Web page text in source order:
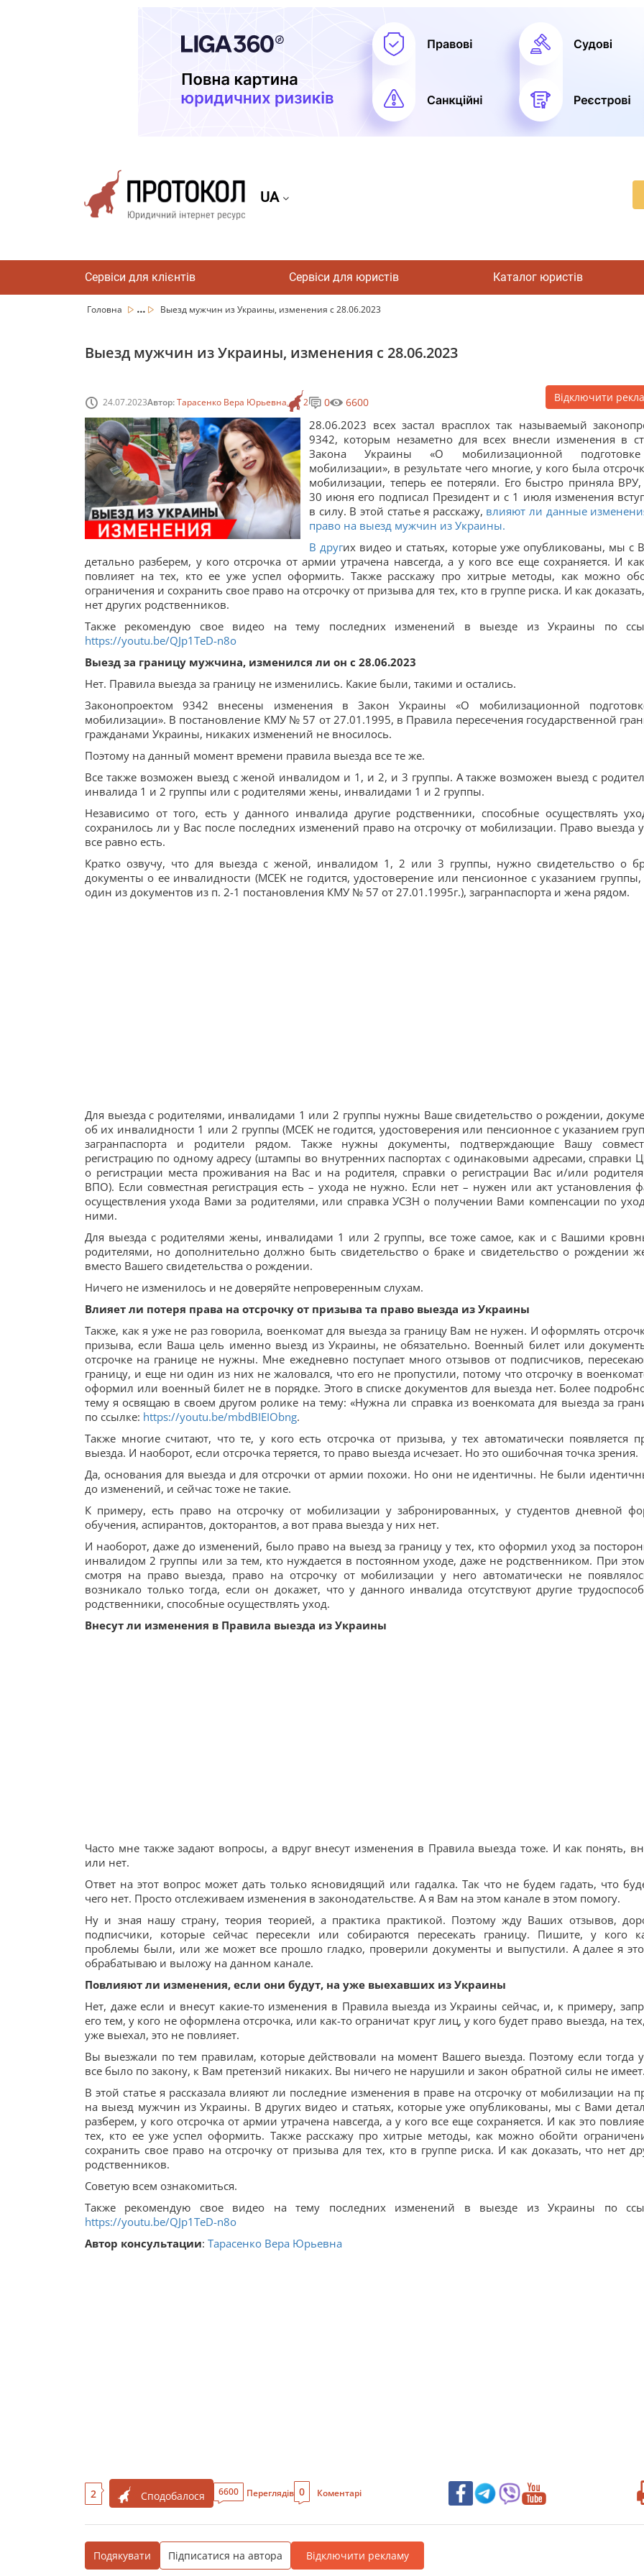
UA
Сервіси для клієнтів Сервіси для юристів Каталог юристів
Головна ... Выезд мужчин из Украины, изменения с 28.06.2023
Выезд мужчин из Украины, изменения с 28.06.2023
24.07.2023Автор:Тарасенко Вера Юрьевна 2 0 6600 Відключити
28.06.2023 всех застал врасплох так называемый
9342, которым незаметно для всех внесли изменения в
Закона Украины «О мобилизационной
мобилизации», в результате чего многие, у кого была
мобилизации, теперь ее потеряли. Его быстро приняла
30 июня его подписал Президент и с 1 июля изменения
в силу. В этой статье я расскажу, влияют ли данные
право на выезд мужчин из Украины.
В других видео и статьях, которые уже опубликованы, мы с
детально разберем, у кого отсрочка от армии утрачена навсегда, а у кого все еще сохраняется. И
повлияет на тех, кто ее уже успел оформить. Также расскажу про хитрые методы, как можно
ограничения и сохранить свое право на отсрочку от призыва для тех, кто в группе риска. И как
нет других родственников.
Также рекомендую свое видео на тему последних изменений в выезде из Украины по
https://youtu.be/QJp1TeD-n8o
Выезд за границу мужчина, изменился ли он с 28.06.2023
Нет. Правила выезда за границу не изменились. Какие были, такими и остались.
Законопроектом 9342 внесены изменения в Закон Украины «О мобилизационной
мобилизации». В постановление КМУ № 57 от 27.01.1995, в Правила пересечения государственной
гражданами Украины, никаких изменений не вносилось.
Поэтому на данный момент времени правила выезда все те же.
Все также возможен выезд с женой инвалидом и 1, и 2, и 3 группы. А также возможен выезд с
инвалида 1 и 2 группы или с родителями жены, инвалидами 1 и 2 группы.
Независимо от того, есть у данного инвалида другие родственники, способные осуществлять
сохранилось ли у Вас после последних изменений право на отсрочку от мобилизации. Право выезда
все равно есть.
Кратко озвучу, что для выезда с женой, инвалидом 1, 2 или 3 группы, нужно свидетельство о
документы о ее инвалидности (МСЕК не годится, удостоверение или пенсионное с указанием
один из документов из п. 2-1 постановления КМУ № 57 от 27.01.1995г.), загранпаспорта и жена рядом.
Для выезда с родителями, инвалидами 1 или 2 группы нужны Ваше свидетельство о рождении,
об их инвалидности 1 или 2 группы (МСЕК не годится, удостоверения или пенсионное с указанием
загранпаспорта и родители рядом. Также нужны документы, подтверждающие Вашу
регистрацию по одному адресу (штампы во внутренних паспортах с одинаковыми адресами, справки
о регистрации места проживания на Вас и на родителя, справки о регистрации Вас и/или
ВПО). Если совместная регистрация есть – ухода не нужно. Если нет – нужен или акт установления
осуществления ухода Вами за родителями, или справка УСЗН о получении Вами компенсации по
ними.
Для выезда с родителями жены, инвалидами 1 или 2 группы, все тоже самое, как и с Вашими
родителями, но дополнительно должно быть свидетельство о браке и свидетельство о рождении
вместо Вашего свидетельства о рождении.
Ничего не изменилось и не доверяйте непроверенным слухам.
Влияет ли потеря права на отсрочку от призыва та право выезда из Украины
Также, как я уже не раз говорила, военкомат для выезда за границу Вам не нужен. И оформлять
призыва, если Ваша цель именно выезд из Украины, не обязательно. Военный билет или
отсрочке на границе не нужны. Мне ежедневно поступает много отзывов от подписчиков,
границу, и еще ни один из них не жаловался, что его не пропустили, потому что отсрочку в
оформил или военный билет не в порядке. Этого в списке документов для выезда нет. Более
тему я освящаю в своем другом ролике на тему: «Нужна ли справка из военкомата для выезда за
по ссылке: https://youtu.be/mbdBIEIObng.
Также многие считают, что те, у кого есть отсрочка от призыва, у тех автоматически появляется
выезда. И наоборот, если отсрочка теряется, то право выезда исчезает. Но это ошибочная точка зрения.
Да, основания для выезда и для отсрочки от армии похожи. Но они не идентичны. Не были
до изменений, и сейчас тоже не такие.
К примеру, есть право на отсрочку от мобилизации у забронированных, у студентов дневной
обучения, аспирантов, докторантов, а вот права выезда у них нет.
И наоборот, даже до изменений, было право на выезд за границу у тех, кто оформил уход за
инвалидом 2 группы или за тем, кто нуждается в постоянном уходе, даже не родственником. При
смотря на право выезда, право на отсрочку от мобилизации у него автоматически не
возникало только тогда, если он докажет, что у данного инвалида отсутствуют другие
родственники, способные осуществлять уход.
Внесут ли изменения в Правила выезда из Украины
Часто мне также задают вопросы, а вдруг внесут изменения в Правила выезда тоже. И как понять,
или нет.
Ответ на этот вопрос может дать только ясновидящий или гадалка. Так что не будем гадать, что
чего нет. Просто отслеживаем изменения в законодательстве. А я Вам на этом канале в этом помогу.
Ну и зная нашу страну, теория теорией, а практика практикой. Поэтому жду Ваших отзывов,
подписчики, которые сейчас пересекли или собираются пересекать границу. Пишите, у кого
проблемы были, или же может все прошло гладко, проверили документы и выпустили. А далее я
обрабатываю и выложу на данном канале.
Повлияют ли изменения, если они будут, на уже выехавших из Украины
Нет, даже если и внесут какие-то изменения в Правила выезда из Украины сейчас, и, к примеру,
его тем, у кого не оформлена отсрочка, или как-то ограничат круг лиц, у кого будет право выезда, на
уже выехал, это не повлияет.
Вы выезжали по тем правилам, которые действовали на момент Вашего выезда. Поэтому если тогда
все было по закону, к Вам претензий никаких. Вы ничего не нарушили и закон обратной силы не имеет.
В этой статье я рассказала влияют ли последние изменения в праве на отсрочку от мобилизации на
на выезд мужчин из Украины. В других видео и статьях, которые уже опубликованы, мы с Вами
разберем, у кого отсрочка от армии утрачена навсегда, а у кого все еще сохраняется. И как это
тех, кто ее уже успел оформить. Также расскажу про хитрые методы, как можно обойти
сохранить свое право на отсрочку от призыва для тех, кто в группе риска. И как доказать, что нет
родственников.
Советую всем ознакомиться.
Также рекомендую свое видео на тему последних изменений в выезде из Украины по
https://youtu.be/QJp1TeD-n8o
Автор консультации: Тарасенко Вера Юрьевна
2 Сподобалося 6600 Переглядів 0 Коментарі
Подякувати Підписатися на автора Відключити рекламу